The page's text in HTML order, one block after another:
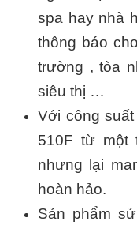
spa hay nhà
thông báo
trường , tòa
siêu thị …
Với công
510F từ một
nhưng lại
hoàn hảo.
Sản phẩm